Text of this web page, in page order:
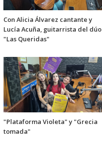
Con Alicia Álvarez cantante y
Lucía Acuña, guitarrista del dúo
"Las Queridas"
"Plataforma Violeta" y "Grecia
tomada"